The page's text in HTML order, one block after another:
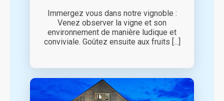
Immergez vous dans notre vignoble :
Venez observer la vigne et son
environnement de manière ludique et
conviviale. Goûtez ensuite aux fruits [...]